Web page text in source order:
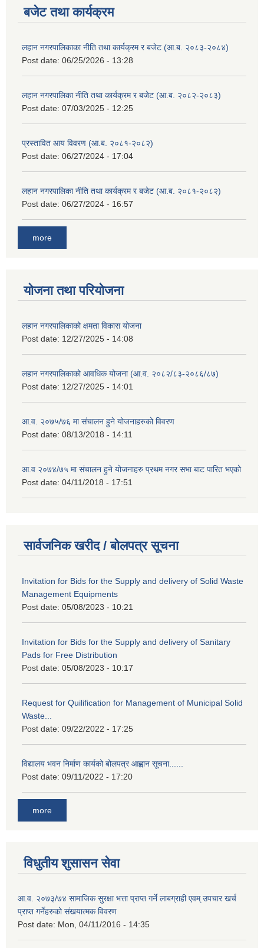
बजेट तथा कार्यक्रम
लहान नगरपालिकाका नीति तथा कार्यक्रम र बजेट (आ.ब. २०८३-२०८४)
Post date: 06/25/2026 - 13:28
लहान नगरपालिका नीति तथा कार्यक्रम र बजेट (आ.ब. २०८२-२०८३)
Post date: 07/03/2025 - 12:25
प्रस्तावित आय विवरण (आ.ब. २०८१-२०८२)
Post date: 06/27/2024 - 17:04
लहान नगरपालिका नीति तथा कार्यक्रम र बजेट (आ.ब. २०८१-२०८२)
Post date: 06/27/2024 - 16:57
more
योजना तथा परियोजना
लहान नगरपालिकाको क्षमता विकास योजना
Post date: 12/27/2025 - 14:08
लहान नगरपालिकाको आवधिक योजना (आ.व. २०८२/८३-२०८६/८७)
Post date: 12/27/2025 - 14:01
आ.व. २०७५/७६ मा संचालन हुने योजनाहरुको विवरण
Post date: 08/13/2018 - 14:11
आ.व २०७४/७५ मा संचालन हुने योजनाहरु प्रथम नगर सभा बाट पारित भएको
Post date: 04/11/2018 - 17:51
सार्वजनिक खरीद / बोलपत्र सूचना
Invitation for Bids for the Supply and delivery of Solid Waste
Management Equipments
Post date: 05/08/2023 - 10:21
Invitation for Bids for the Supply and delivery of Sanitary
Pads for Free Distribution
Post date: 05/08/2023 - 10:17
Request for Quilification for Management of Municipal Solid
Waste...
Post date: 09/22/2022 - 17:25
विद्यालय भवन निर्माण कार्यको बोलपत्र आह्वान सूचना......
Post date: 09/11/2022 - 17:20
more
विधुतीय शुसासन सेवा
आ.व. २०७३/७४ सामाजिक सुरक्षा भत्ता प्राप्त गर्ने लाबग्राही एवम् उपचार खर्च
प्राप्त गर्नेहरुको संखयात्मक विवरण
Post date: Mon, 04/11/2016 - 14:35